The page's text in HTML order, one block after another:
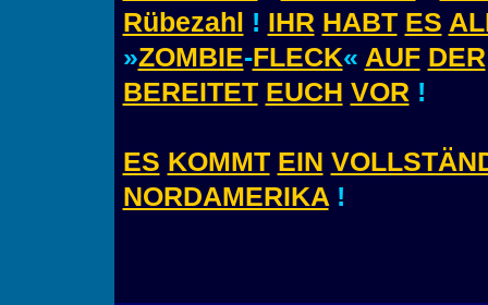
Rübezahl
! IHR HABT ES
»ZOMBIE-FLECK« AUF DER
BEREITET EUCH VOR !
ES KOMMT EIN
NORDAMERIKA!